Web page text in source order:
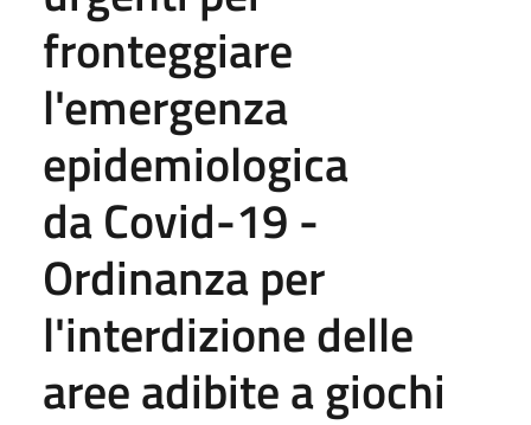
fronteggiare
l'emergenza
epidemiologica
da Covid-19 -
Ordinanza per
l'interdizione delle
aree adibite a giochi